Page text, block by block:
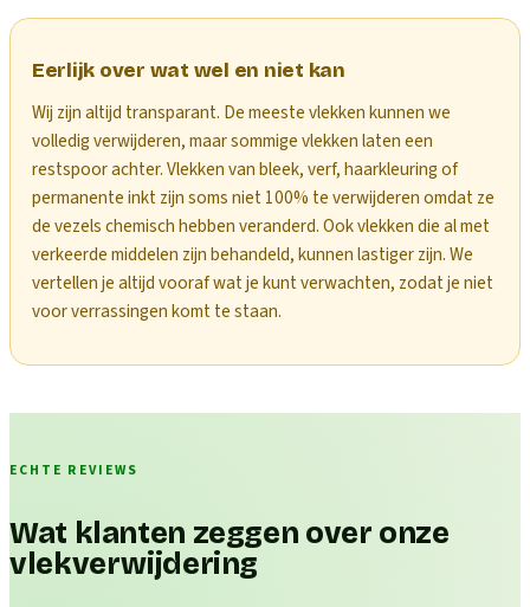
Eerlijk over wat wel en niet kan
Wij zijn altijd transparant. De meeste vlekken kunnen we
volledig verwijderen, maar sommige vlekken laten een
restspoor achter. Vlekken van bleek, verf, haarkleuring of
permanente inkt zijn soms niet 100% te verwijderen omdat ze
de vezels chemisch hebben veranderd. Ook vlekken die al met
verkeerde middelen zijn behandeld, kunnen lastiger zijn. We
vertellen je altijd vooraf wat je kunt verwachten, zodat je niet
voor verrassingen komt te staan.
ECHTE REVIEWS
Wat klanten zeggen over onze
vlekverwijdering